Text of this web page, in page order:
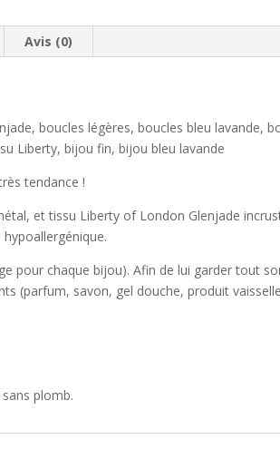
Avis (0)
boucles légères, boucles bleu lavande,
Liberty, bijou fin, bijou bleu lavande
tendance !
et tissu Liberty of London Glenjade
pour chaque bijou). Afin de lui garder tout
(parfum, savon, gel douche, produit
plomb.